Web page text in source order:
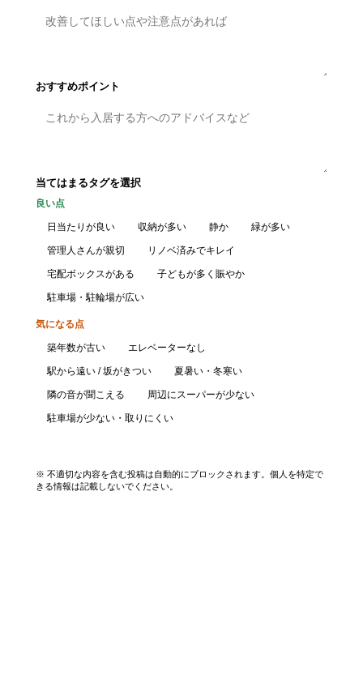
おすすめポイント
当てはまるタグを選択
良い点
日当たりが良い 収納が多い 静か 緑が多い
管理人さんが親切 リノベ済みでキレイ
宅配ボックスがある 子どもが多く賑やか
駐車場・駐輪場が広い
気になる点
築年数が古い エレベーターなし
駅から遠い / 坂がきつい 夏暑い・冬寒い
隣の音が聞こえる 周辺にスーパーが少ない
駐車場が少ない・取りにくい
※ 不適切な内容を含む投稿は自動的にブロックされます。個人を特定で
きる情報は記載しないでください。